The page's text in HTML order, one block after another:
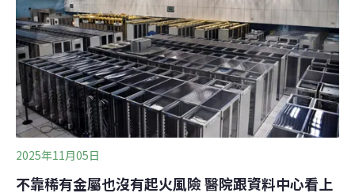
董事長曾文生指出，台電過去追求「可靠度」，希望設施
永遠不會壞，但實際上不可能不壞，因此近年追求韌性，
目標是受損之後可以快速復原。曾文生指出，「（電桿）
地下化是個好藥方」，但不是所有症狀適用，例如易淹水
的地區實施地下化，可能導致水淹進地下管溝難
2025年11月05日
不靠稀有金屬也沒有起火風險 醫院跟資料中心看上